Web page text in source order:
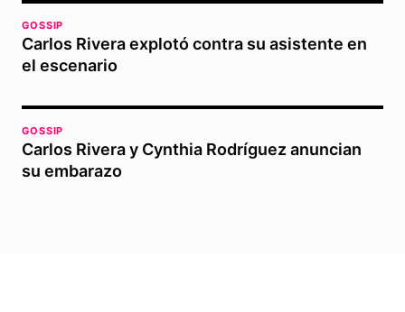
GOSSIP
Carlos Rivera explotó contra su asistente en
el escenario
GOSSIP
Carlos Rivera y Cynthia Rodríguez anuncian
su embarazo